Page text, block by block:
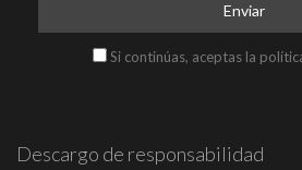
Si continúas, aceptas la
Descargo de responsabilidad